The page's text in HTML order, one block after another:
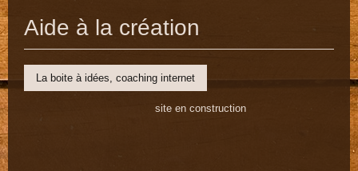
Aide à la création
La boite à idées, coaching internet
site en construction